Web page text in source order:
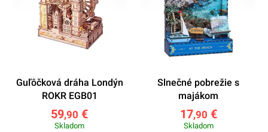
Guľôčková dráha Londýn
ROKR EGB01
59,90 €
Skladom
Slnečné pobrežie s
majákom
17,90 €
Skladom